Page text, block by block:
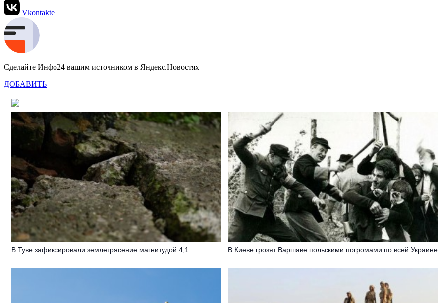
Vkontakte
Сделайте Инфо24 вашим источником в Яндекс.Новостях
ДОБАВИТЬ
В Туве зафиксировали землетрясение магнитудой 4,1 В Киеве грозят Варшаве польскими погромами по всей Украине